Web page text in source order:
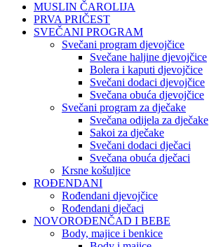
MUSLIN ČAROLIJA
PRVA PRIČEST
SVEČANI PROGRAM
Svečani program djevojčice
Svečane haljine djevojčice
Bolera i kaputi djevojčice
Svečani dodaci djevojčice
Svečana obuća djevojčice
Svečani program za dječake
Svečana odijela za dječake
Sakoi za dječake
Svečani dodaci dječaci
Svečana obuća dječaci
Krsne košuljice
ROĐENDANI
Rođendani djevojčice
Rođendani dječaci
NOVOROĐENČAD I BEBE
Body, majice i benkice